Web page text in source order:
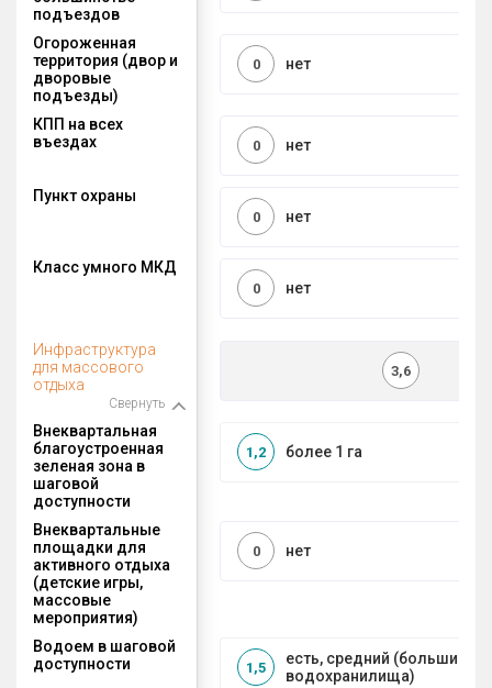
подъездов
Огороженная
территория (двор и
дворовые
подъезды)
нет
0
КПП на всех
въездах
нет
0
Пункт охраны
нет
0
Класс умного МКД
нет
0
Инфраструктура
для массового
отдыха
Свернуть
3,6
Внеквартальная
благоустроенная
зеленая зона в
шаговой
доступности
более 1 га
1,2
Внеквартальные
площадки для
активного отдыха
(детские игры,
массовые
мероприятия)
нет
0
Водоем в шаговой
доступности
есть, средний (большие
водохранилища)
1,5